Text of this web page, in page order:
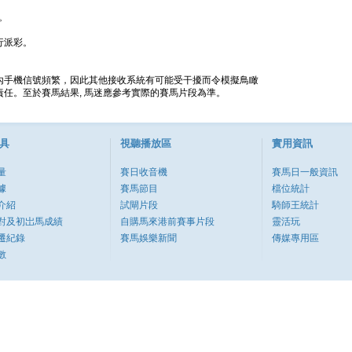
彩。
機信號頻繁，因此其他接收系統有可能受干擾而令模擬鳥瞰
。至於賽馬結果, 馬迷應參考實際的賽馬片段為準。
紹
及初岀馬成績
紀錄
視聽播放區
賽日收音機
賽馬節目
試閘片段
自購馬來港前賽事片段
賽馬娛樂新聞
實用資訊
賽馬日一般資訊
檔位統計
騎師王統計
靈活玩
傳媒專用區